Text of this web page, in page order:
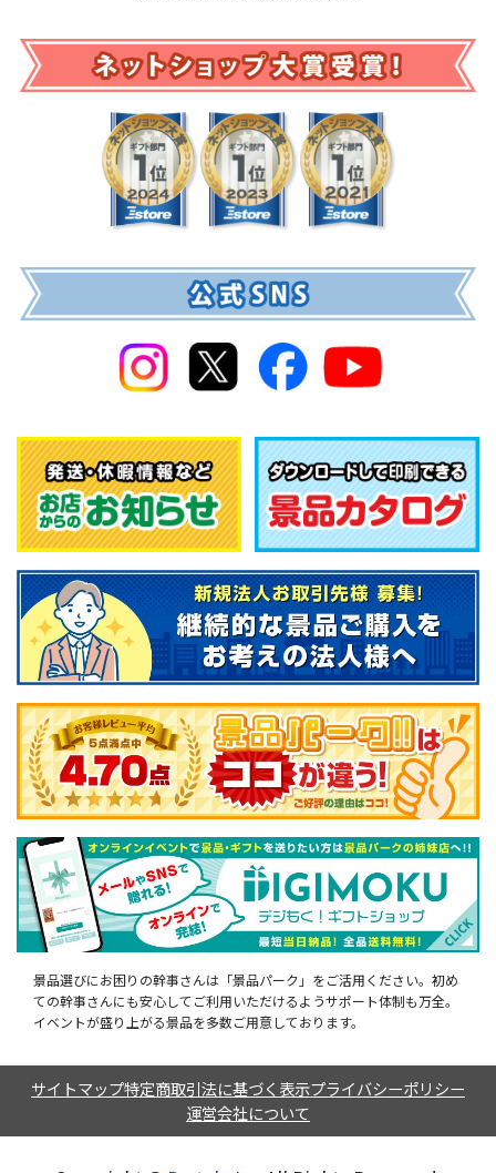
景品選びにお困りの幹事さんは「景品パーク」をご活用ください。初め
ての幹事さんにも安心してご利用いただけるようサポート体制も万全。
イベントが盛り上がる景品を多数ご用意しております。
サイトマップ特定商取引法に基づく表示プライバシーポリシー
運営会社について